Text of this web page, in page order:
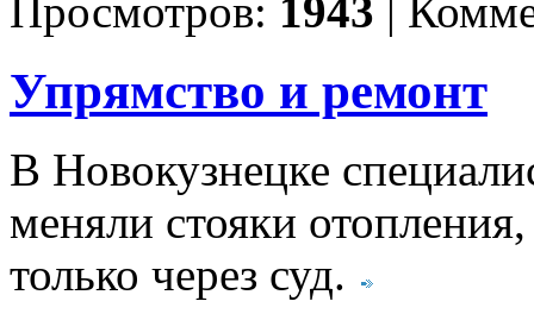
Просмотров: 1943 |
Упрямство и ремонт
В Новокузнецке
меняли стояки
только через суд.